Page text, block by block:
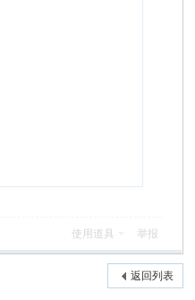
使用道具 举报
返回列表